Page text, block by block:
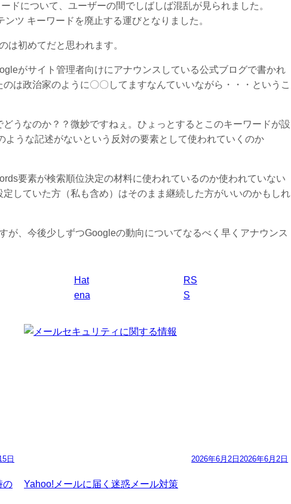
ドについて、ユーザーの間でしばしば混乱が見られました。
ツ キーワードを廃止する運びとなりました。
は初めてだと思われます。
がサイト管理者向けにアナウンスしている公式ブログで書かれ
は政治家のように〇〇してますなんていいながら・・・というこ
どうなのか？？微妙ですねぇ。ひょっとするとこのキーワードが設
うな記述がないという反対の要素として使われていくのか
要素が検索順位決定の材料に使われているのか使われていない
していた方（私も含め）はそのまま継続した方がいいのかもしれ
、今後少しずつGoogleの動向についてなるべく早くアナウンス
Hat
ena
RS
S
日
の
2026年6月2日2026年6月2日
Yahoo!メールに届く迷惑メール対策